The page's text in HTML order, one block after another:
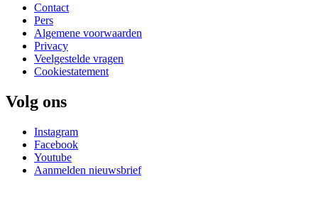
Contact
Pers
Algemene voorwaarden
Privacy
Veelgestelde vragen
Cookiestatement
Volg ons
Instagram
Facebook
Youtube
Aanmelden nieuwsbrief